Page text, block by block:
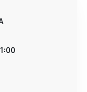
заявленным